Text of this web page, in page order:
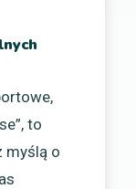
to
myślą o